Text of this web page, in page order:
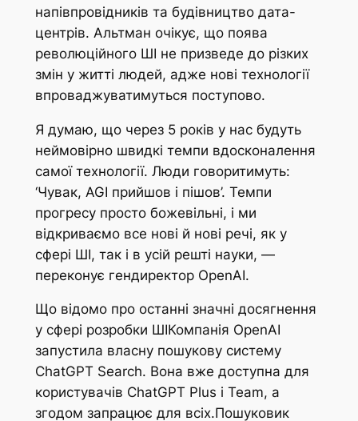
напівпровідників та будівництво дата-
центрів. Альтман очікує, що поява
революційного ШІ не призведе до різких
змін у житті людей, адже нові технології
впроваджуватимуться поступово.
Я думаю, що через 5 років у нас будуть
неймовірно швидкі темпи вдосконалення
самої технології. Люди говоритимуть:
‘Чувак, AGI прийшов і пішов’. Темпи
прогресу просто божевільні, і ми
відкриваємо все нові й нові речі, як у
сфері ШІ, так і в усій решті науки, —
переконує гендиректор OpenAI.
Що відомо про останні значні досягнення
у сфері розробки ШІКомпанія OpenAI
запустила власну пошукову систему
ChatGPT Search. Вона вже доступна для
користувачів ChatGPT Plus і Team, а
згодом запрацює для всіх.Пошуковик